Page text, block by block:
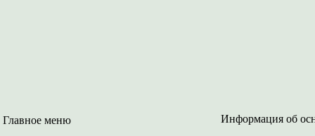
Главное меню
Информация об